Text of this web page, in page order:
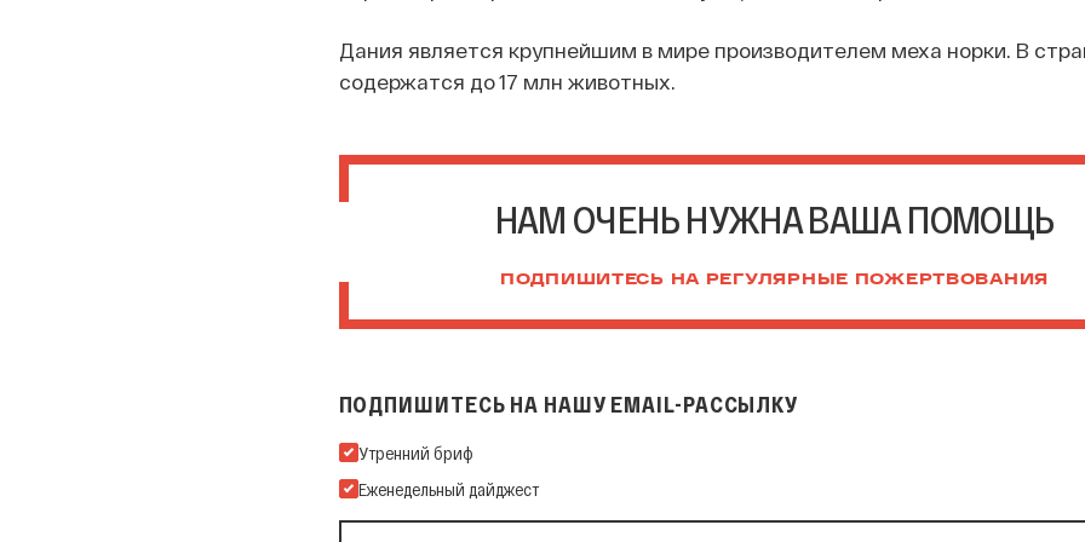
Дания является крупнейшим в мире производителем меха норки. В
содержатся до 17 млн животных.
НАМ ОЧЕНЬ НУЖНА ВАША ПОМОЩЬ
ПОДПИШИТЕСЬ НА РЕГУЛЯРНЫЕ ПОЖЕРТВОВАНИЯ
ПОДПИШИТЕСЬ НА НАШУ EMAIL-РАССЫЛКУ
Подпишитесь на нашу Email-рассылку
Утренний бриф
Еженедельный дайджест